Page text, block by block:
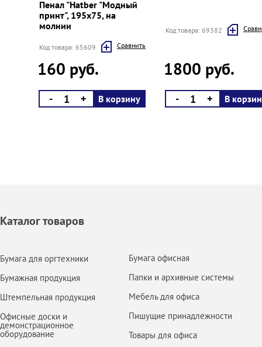
Пенал "Hatber "Модный
принт", 195х75, на
молнии
Код товара: 65609 Cравнить
160 руб.
- + В корзину
Код товара: 69382
1800 руб.
- + В
Каталог товаров
Бумага для оргтехники
Бумажная продукция
Штемпельная продукция
Офисные доски и
демонстрационное
оборудование
Бумага офисная
Папки и архивные системы
Мебель для офиса
Пишущие принадлежности
Товары для офиса